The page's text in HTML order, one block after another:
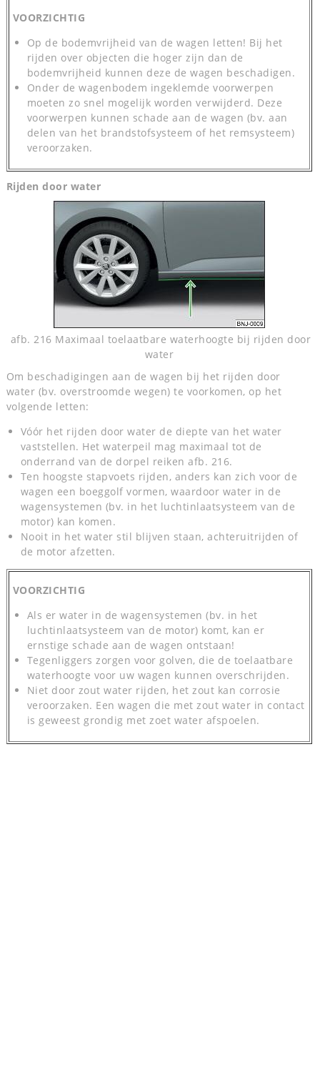
VOORZICHTIG
Op de bodemvrijheid van de wagen letten! Bij het
rijden over objecten die hoger zijn dan de
bodemvrijheid kunnen deze de wagen beschadigen.
Onder de wagenbodem ingeklemde voorwerpen
moeten zo snel mogelijk worden verwijderd. Deze
voorwerpen kunnen schade aan de wagen (bv. aan
delen van het brandstofsysteem of het remsysteem)
veroorzaken.
Rijden door water
afb. 216 Maximaal toelaatbare waterhoogte bij rijden door
water
Om beschadigingen aan de wagen bij het rijden door
water (bv. overstroomde wegen) te voorkomen, op het
volgende letten:
Vóór het rijden door water de diepte van het water
vaststellen. Het waterpeil mag maximaal tot de
onderrand van de dorpel reiken afb. 216.
Ten hoogste stapvoets rijden, anders kan zich voor de
wagen een boeggolf vormen, waardoor water in de
wagensystemen (bv. in het luchtinlaatsysteem van de
motor) kan komen.
Nooit in het water stil blijven staan, achteruitrijden of
de motor afzetten.
VOORZICHTIG
Als er water in de wagensystemen (bv. in het
luchtinlaatsysteem van de motor) komt, kan er
ernstige schade aan de wagen ontstaan!
Tegenliggers zorgen voor golven, die de toelaatbare
waterhoogte voor uw wagen kunnen overschrijden.
Niet door zout water rijden, het zout kan corrosie
veroorzaken. Een wagen die met zout water in contact
is geweest grondig met zoet water afspoelen.